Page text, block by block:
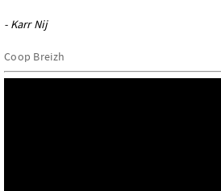
- Karr Nij
Coop Breizh